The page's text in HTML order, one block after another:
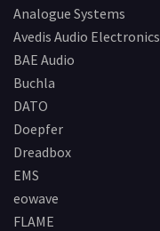
Analogue Systems
Avedis Audio Electronics
BAE Audio
Buchla
DATO
Doepfer
Dreadbox
EMS
eowave
FLAME